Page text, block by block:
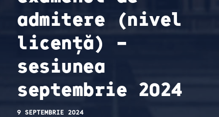
admitere (nivel
licență) –
sesiunea
septembrie 2024
9 SEPTEMBRIE 2024